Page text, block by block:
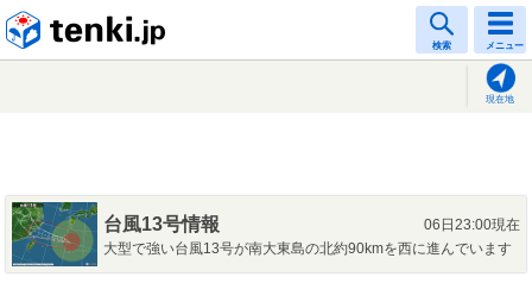
検索 メニュー
現在地
台風13号情報
06日23:00現在
大型で強い台風13号が南大東島の北約90kmを西に進んでいます